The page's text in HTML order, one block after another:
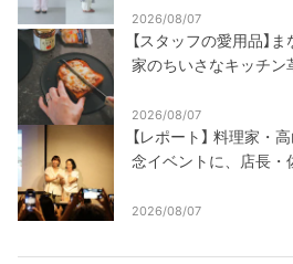
2026/08/07
【スタッフの愛用品】
家のちいさなキッチン
2026/08/07
【レポート】 料理家・
念イベントに、店長・
2026/08/07